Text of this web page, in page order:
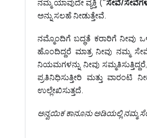
ನಮ್ಮ ಯಾವುದೇ ವ್ಯಕ್ತಿ ("ಸೇವೆ/
ಅನ್ನು ಸಲಹೆ ನೀಡುತ್ತೇವೆ.
ನಮ್ಮೊಂದಿಗೆ ಬದ್ಧತೆ ಕರಾರಿಗೆ ನೀವು
ಹೊಂದಿದ್ದರೆ ಮಾತ್ರ ನೀವು ನಮ್ಮ
ನಿಯಮಗಳನ್ನು ನೀವು
ಪ್ರತಿನಿಧಿಸುತ್ತೀರಿ ಮತ್ತು ವಾರಂಟಿ
ಉಲ್ಲೇಖಿಸುತ್ತದೆ.
ಅನ್ವಯಿಕ ಕಾನೂನು ಅಡಿಯಲ್ಲಿ ನಮ್ಮ